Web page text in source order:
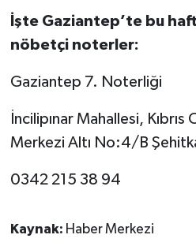
İşte Gaziantep’te bu
nöbetçi noterler:
Gaziantep 7. Noterliği
İncilipınar Mahallesi,
Merkezi Altı No:4/B
0342 215 38 94
Kaynak: Haber Merkezi
Video Haber
Yaşam
Yemek